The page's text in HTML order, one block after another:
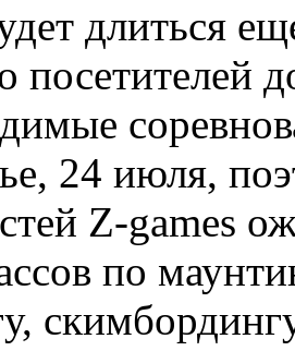
длиться
посетителей
24 июля,
Z-games
по